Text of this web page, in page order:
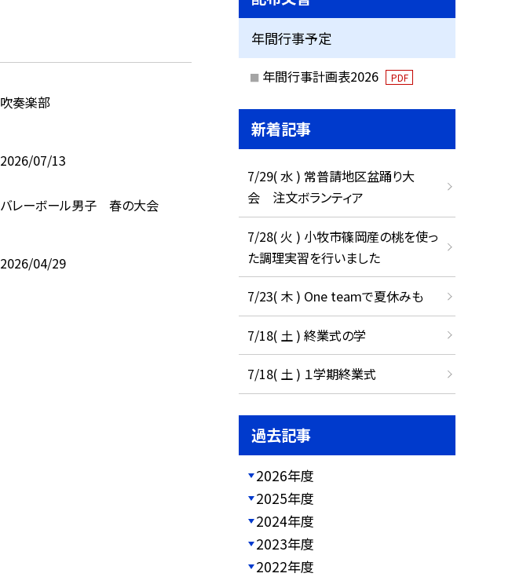
吹奏楽部
2026/07/13
バレーボール男子 春の大会
2026/04/29
年間行事予定
年間行事計画表2026 PDF
新着記事
7/29( 水 ) 常普請地区盆踊り大
会 注文ボランティア
7/28( 火 ) 小牧市篠岡産の桃を使っ
た調理実習を行いました
7/23( 木 ) One teamで夏休みも
7/18( 土 ) 終業式の学
7/18( 土 ) １学期終業式
過去記事
2026年度
2025年度
2024年度
2023年度
2022年度